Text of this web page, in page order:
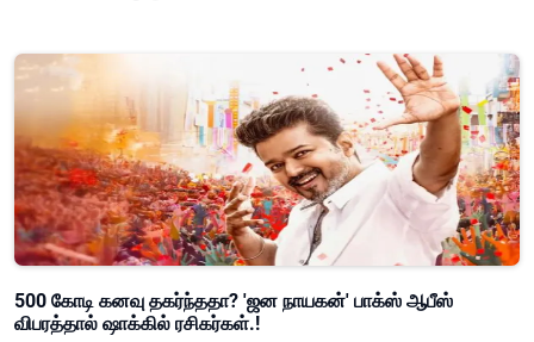
500 கோடி கனவு தகர்ந்ததா? 'ஜன நாயகன்' பாக்ஸ் ஆபீஸ்
விபரத்தால் ஷாக்கில் ரசிகர்கள்.!